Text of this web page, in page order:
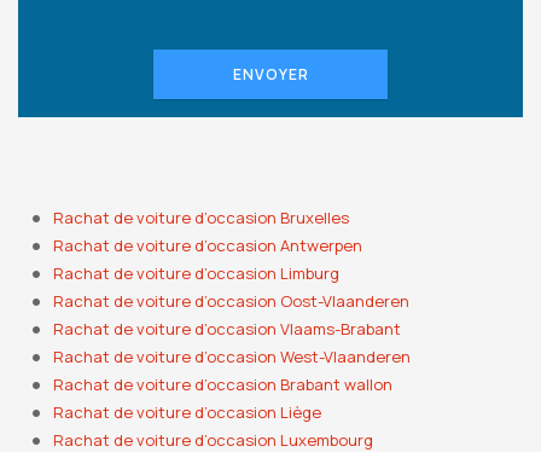
ENVOYER
Rachat de voiture d’occasion Bruxelles
Rachat de voiture d’occasion Antwerpen
Rachat de voiture d’occasion Limburg
Rachat de voiture d’occasion Oost-Vlaanderen
Rachat de voiture d’occasion Vlaams-Brabant
Rachat de voiture d’occasion West-Vlaanderen
Rachat de voiture d’occasion Brabant wallon
Rachat de voiture d’occasion Liège
Rachat de voiture d’occasion Luxembourg